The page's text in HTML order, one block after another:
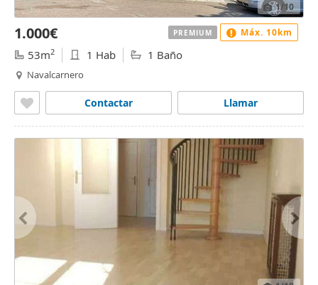
1/10
1.000€
53m2 1 Hab 1 Baño
Navalcarnero
Llamar
Contactar
PREMIUM Máx. 10km